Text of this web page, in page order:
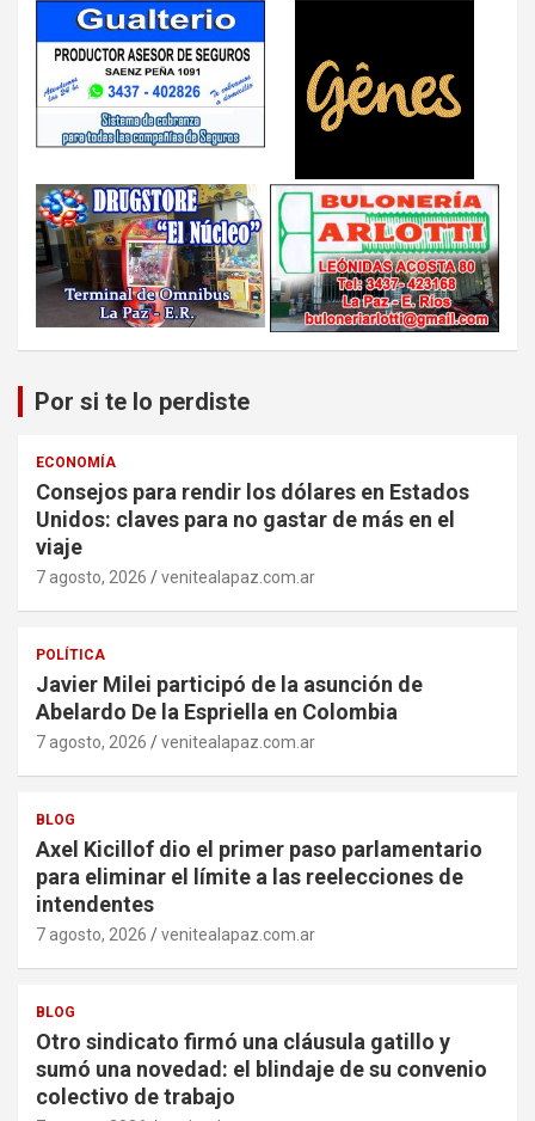
Por si te lo perdiste
ECONOMÍA
Consejos para rendir los dólares en Estados
Unidos: claves para no gastar de más en el
viaje
7 agosto, 2026 venitealapaz.com.ar
POLÍTICA
Javier Milei participó de la asunción de
Abelardo De la Espriella en Colombia
7 agosto, 2026 venitealapaz.com.ar
BLOG
Axel Kicillof dio el primer paso parlamentario
para eliminar el límite a las reelecciones de
intendentes
7 agosto, 2026 venitealapaz.com.ar
BLOG
Otro sindicato firmó una cláusula gatillo y
sumó una novedad: el blindaje de su convenio
colectivo de trabajo